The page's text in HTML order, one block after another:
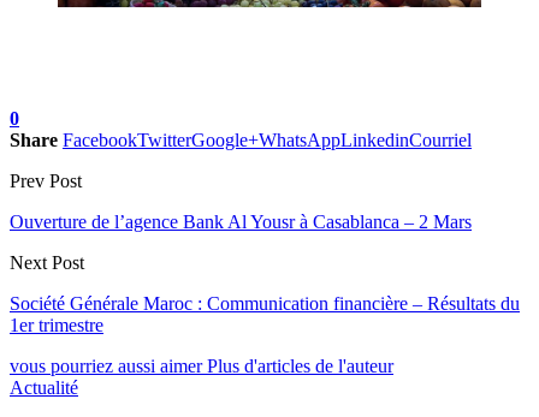
0
Share FacebookTwitterGoogle+WhatsAppLinkedinCourriel
Prev Post
Ouverture de l’agence Bank Al Yousr à Casablanca – 2 Mars
Next Post
Société Générale Maroc : Communication financière – Résultats du
1er trimestre
vous pourriez aussi aimer Plus d'articles de l'auteur
Actualité